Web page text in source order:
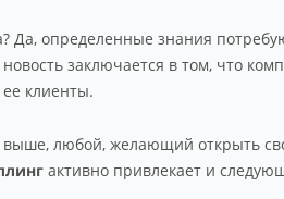
определенные знания
заключается в том, что
клиенты.
выше, любой, желающий открыть
активно привлекает и